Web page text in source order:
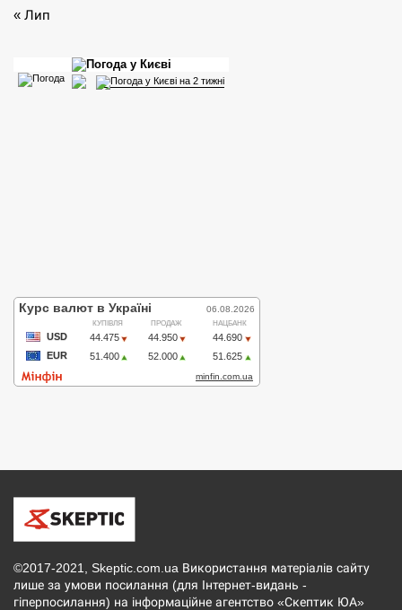
« Лип
©2017-2021, Skeptic.com.ua Використання матеріалів сайту
лише за умови посилання (для Інтернет-видань -
гіперпосилання) на інформаційне агентство «Скептик ЮА»